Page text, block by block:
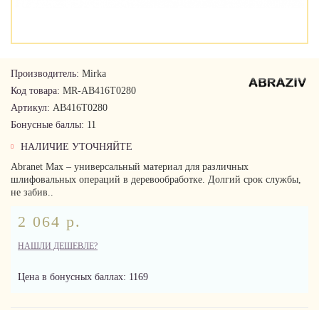
Производитель: Mirka
Код товара: MR-AB416T0280
Артикул: AB416T0280
Бонусные баллы: 11
НАЛИЧИЕ УТОЧНЯЙТЕ
Abranet Max – универсальный материал для различных
шлифовальных операций в деревообработке. Долгий срок службы,
не забив..
2 064 р.
НАШЛИ ДЕШЕВЛЕ?
Цена в бонусных баллах: 1169